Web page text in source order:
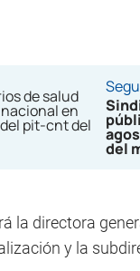
del
la directora
y la